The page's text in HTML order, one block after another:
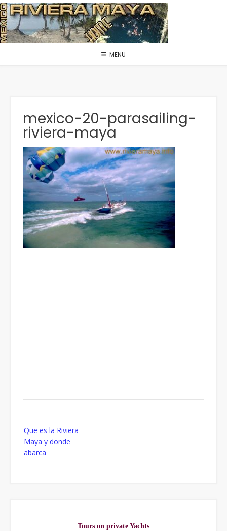
Skip
to
content
MENU
mexico-20-parasailing-
riviera-maya
navigation
Que es la Riviera
Maya y donde
abarca
Tours on private Yachts